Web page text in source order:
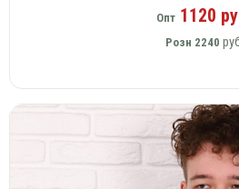
Опт1120
Розн 2240